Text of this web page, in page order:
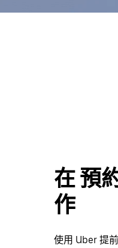
在 預
作
使用 Uber 提